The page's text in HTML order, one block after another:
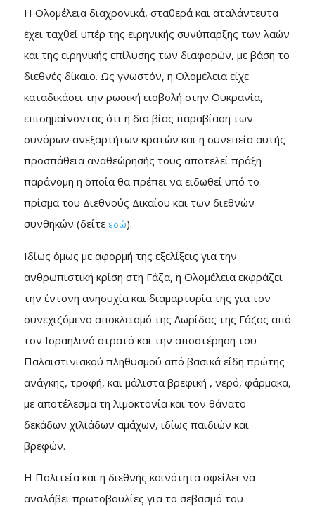
Η Ολομέλεια διαχρονικά, σταθερά και αταλάντευτα
έχει ταχθεί υπέρ της ειρηνικής συνύπαρξης των λαών
και της ειρηνικής επίλυσης των διαφορών, με βάση το
διεθνές δίκαιο. Ως γνωστόν, η Ολομέλεια είχε
καταδικάσει την ρωσική εισβολή στην Ουκρανία,
επισημαίνοντας ότι η δια βίας παραβίαση των
συνόρων ανεξαρτήτων κρατών και η συνεπεία αυτής
προσπάθεια αναθεώρησής τους αποτελεί πράξη
παράνομη η οποία θα πρέπει να ειδωθεί υπό το
πρίσμα του Διεθνούς Δικαίου και των διεθνών
συνθηκών (δείτε εδώ).
Ιδίως όμως με αφορμή της εξελίξεις για την
ανθρωπιστική κρίση στη Γάζα, η Ολομέλεια εκφράζει
την έντονη ανησυχία και διαμαρτυρία της για τον
συνεχιζόμενο αποκλεισμό της Λωρίδας της Γάζας από
τον Ισραηλινό στρατό και την αποστέρηση του
Παλαιστινιακού πληθυσμού από βασικά είδη πρώτης
ανάγκης, τροφή, και μάλιστα βρεφική , νερό, φάρμακα,
με αποτέλεσμα τη λιμοκτονία και τον θάνατο
δεκάδων χιλιάδων αμάχων, ιδίως παιδιών και
βρεφών.
Η Πολιτεία και η διεθνής κοινότητα οφείλει να
αναλάβει πρωτοβουλίες για το σεβασμό του